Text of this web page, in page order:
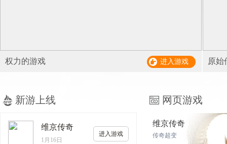
权力的游戏 进入游戏 原始
新游上线
维京传奇
1月16日
进入游戏
网页游戏
维京传奇
传奇超变